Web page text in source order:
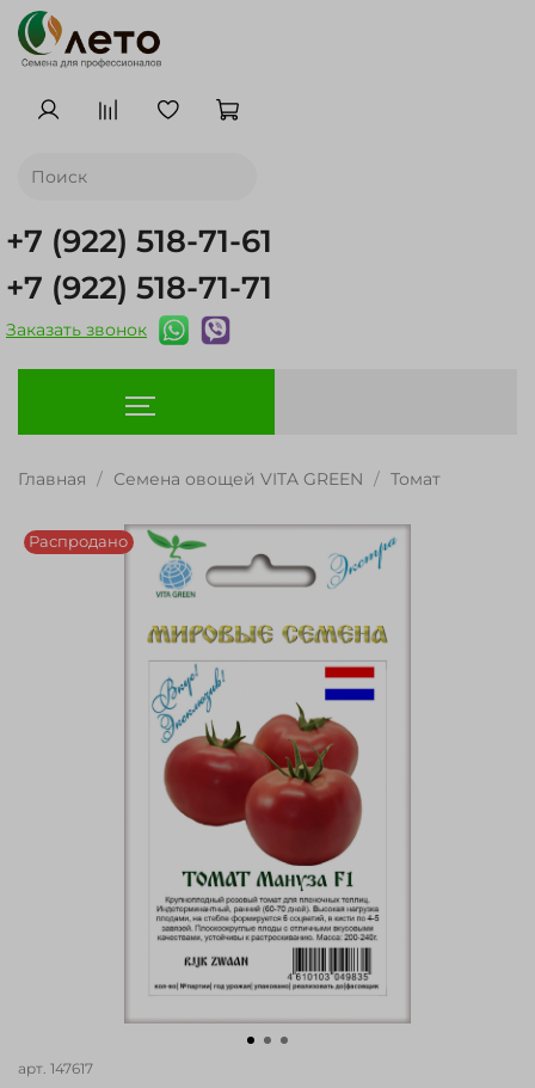
+7 (922) 518-71-61
+7 (922) 518-71-71
Заказать звонок
Главная Семена овощей VITA GREEN Томат
Распродано
арт. 147617